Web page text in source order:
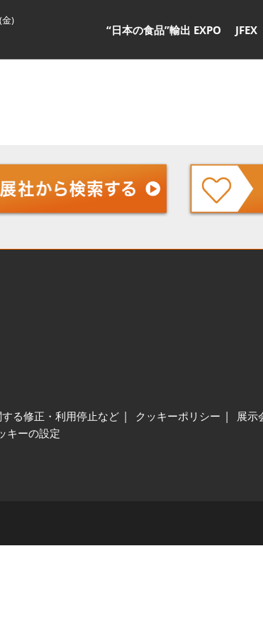
金)
“日本の食品”輸出 EXPO JFEX
る修正・利用停止など クッキーポリシー 展示
キーの設定